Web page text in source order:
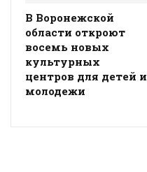
В Воронежской
области откроют
восемь новых
культурных
центров для детей и
молодежи